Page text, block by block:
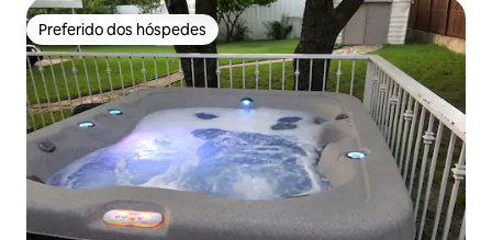
Preferido dos hóspedes
Preferido dos hóspedes